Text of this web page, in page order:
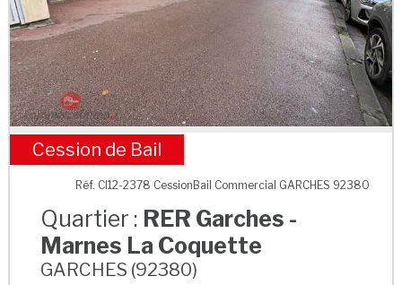
RER Garches - Marnes La Coquette
Cession de Bail
Réf. CI12-2378 CessionBail Commercial GARCHES 92380
Quartier : RER Garches -
Marnes La Coquette
GARCHES (92380)